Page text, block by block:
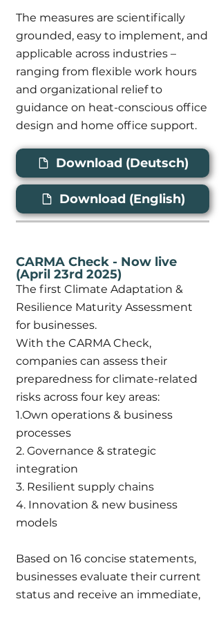
The measures are scientifically
grounded, easy to implement, and
applicable across industries –
ranging from flexible work hours
and organizational relief to
guidance on heat-conscious office
design and home office support.
Download (Deutsch)
Download (English)
CARMA Check - Now live
(April 23rd 2025)
The first Climate Adaptation &
Resilience Maturity Assessment
for businesses.
With the CARMA Check,
companies can assess their
preparedness for climate-related
risks across four key areas:
1.Own operations & business
processes
2. Governance & strategic
integration
3. Resilient supply chains
4. Innovation & new business
models
Based on 16 concise statements,
businesses evaluate their current
status and receive an immediate,